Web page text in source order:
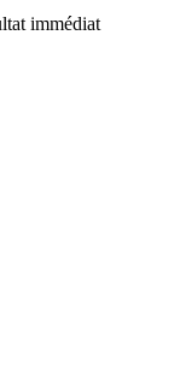
immédiat